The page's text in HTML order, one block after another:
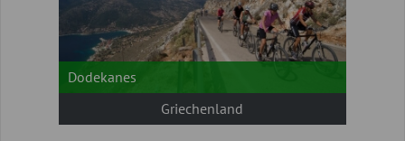
Dodekanes
Griechenland